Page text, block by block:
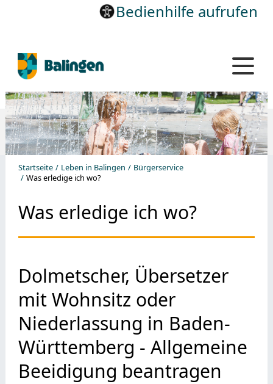
Bedienhilfe aufrufen
Startseite Leben in Balingen
Bürgerservice
Was erledige ich wo?
Was erledige ich wo?
Dolmetscher, Übersetzer
mit Wohnsitz oder
Niederlassung in Baden-
Württemberg - Allgemeine
Beeidigung beantragen